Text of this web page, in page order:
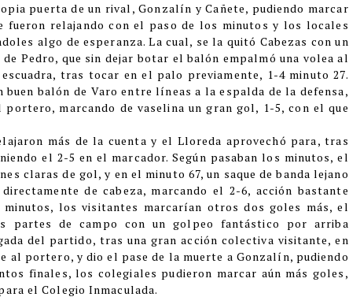
puerta de un rival, Gonzalín y Cañete, pudiendo marcar
fueron relajando con el paso de los minutos y los locales
algo de esperanza. La cual, se la quitó Cabezas con un
Pedro, que sin dejar botar el balón empalmó una volea al
tras tocar en el palo previamente, 1-4 minuto 27.
balón de Varo entre líneas a la espalda de la defensa,
marcando de vaselina un gran gol, 1-5, con el que
más de la cuenta y el Lloreda aprovechó para, tras
el 2-5 en el marcador. Según pasaban los minutos, el
claras de gol, y en el minuto 67, un saque de banda lejano
de cabeza, marcando el 2-6, acción bastante
los visitantes marcarían otros dos goles más, el
partes de campo con un golpeo fantástico por arriba
del partido, tras una gran acción colectiva visitante, en
al portero, y dio el pase de la muerte a Gonzalín, pudiendo
finales, los colegiales pudieron marcar aún más goles,
el Colegio Inmaculada.